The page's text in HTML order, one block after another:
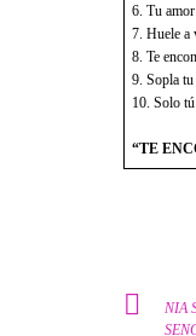
6. Tu amor
7. Huele a
8. Te
9. Sopla
10. Solo tú
“TE
NIA